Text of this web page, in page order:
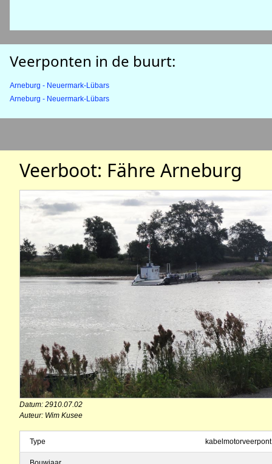
Veerponten in de buurt:
Arneburg - Neuermark-Lübars
Arneburg - Neuermark-Lübars
Veerboot: Fähre Arneburg
Datum: 2910.07.02
Auteur: Wim Kusee
Type kabelmotorveerpont